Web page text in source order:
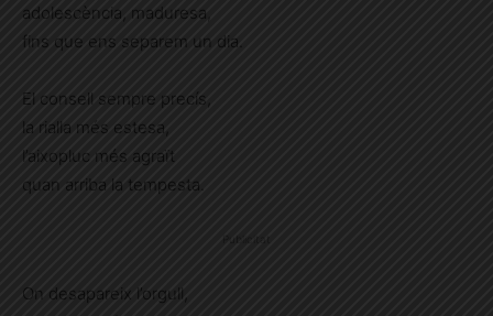
adolescència, maduresa,
fins que ens separem un dia.
El consell sempre precís,
la rialla més estesa,
l’aixopluc més agraït
quan arriba la tempesta.
Publicitat
On desapareix l’orgull,